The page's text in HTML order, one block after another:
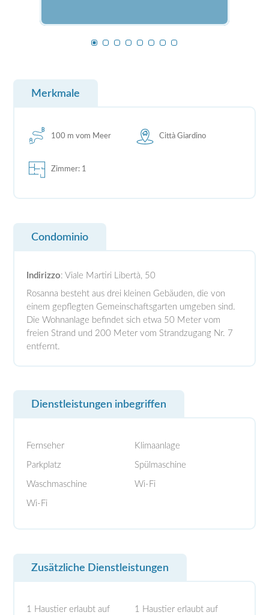
Merkmale
100 m vom Meer Città Giardino
Zimmer: 1
Condominio
Indirizzo: Viale Martiri Libertà, 50
Rosanna besteht aus drei kleinen Gebäuden, die von
einem gepflegten Gemeinschaftsgarten umgeben sind.
Die Wohnanlage befindet sich etwa 50 Meter vom
freien Strand und 200 Meter vom Strandzugang Nr. 7
entfernt.
Dienstleistungen inbegriffen
Fernseher Klimaanlage
Parkplatz Spülmaschine
Waschmaschine Wi-Fi
Wi-Fi
Zusätzliche Dienstleistungen
1 Haustier erlaubt auf 1 Haustier erlaubt auf